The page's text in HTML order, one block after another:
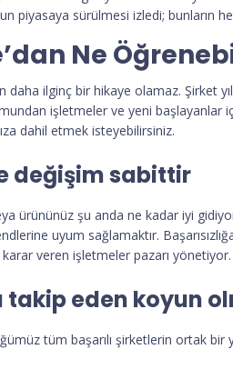
piyasaya sürülmesi izledi; bunların
Ne
daha ilginç bir hikaye olamaz. Şirket
işletmeler ve yeni başlayanlar
dahil etmek isteyebilirsiniz.
değişim sabittir
ürününüz şu anda ne kadar iyi
uyum sağlamaktır.
veren işletmeler pazarı yönetiyor.
takip eden koyun
tüm başarılı şirketlerin ortak bir